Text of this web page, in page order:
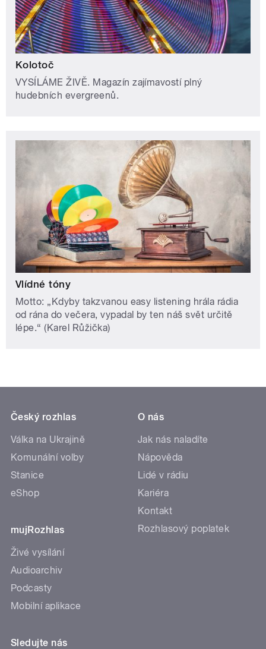
Kolotoč
VYSÍLÁME ŽIVĚ. Magazín zajímavostí plný
hudebních evergreenů.
Vlídné tóny
Motto: „Kdyby takzvanou easy listening hrála rádia
od rána do večera, vypadal by ten náš svět určitě
lépe.“ (Karel Růžička)
Český rozhlas
Válka na Ukrajině
Komunální volby
Stanice
eShop
mujRozhlas
Živé vysílání
Audioarchiv
Podcasty
Mobilní aplikace
O nás
Jak nás naladíte
Nápověda
Lidé v rádiu
Kariéra
Kontakt
Rozhlasový poplatek
Sledujte nás